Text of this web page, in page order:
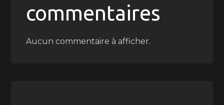
commentaires
Aucun commentaire à afficher.